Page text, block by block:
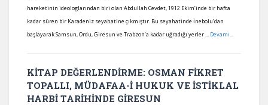
hareketinin ideologlarından biri olan Abdullah Cevdet, 1912 Ekim’inde bir hafta
kadar süren bir Karadeniz seyahatine çıkmıştır. Bu seyahatinde İnebolu’dan
başlayarak Samsun, Ordu, Giresun ve Trabzon’a kadar uğradığı yerler ... Devamı...
KİTAP DEĞERLENDİRME: OSMAN FİKRET
TOPALLI, MÜDAFAA-İ HUKUK VE İSTİKLAL
HARBİ TARİHİNDE GİRESUN